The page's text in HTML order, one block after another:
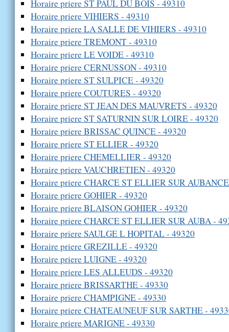
Horaire priere ST PAUL DU BOIS - 49310
Horaire priere VIHIERS - 49310
Horaire priere LA SALLE DE VIHIERS - 49310
Horaire priere TREMONT - 49310
Horaire priere LE VOIDE - 49310
Horaire priere CERNUSSON - 49310
Horaire priere ST SULPICE - 49320
Horaire priere COUTURES - 49320
Horaire priere ST JEAN DES MAUVRETS - 49320
Horaire priere ST SATURNIN SUR LOIRE - 49320
Horaire priere BRISSAC QUINCE - 49320
Horaire priere ST ELLIER - 49320
Horaire priere CHEMELLIER - 49320
Horaire priere VAUCHRETIEN - 49320
Horaire priere CHARCE ST ELLIER SUR
Horaire priere GOHIER - 49320
Horaire priere BLAISON GOHIER - 49320
Horaire priere CHARCE ST ELLIER SUR AUBA -
Horaire priere SAULGE L HOPITAL - 49320
Horaire priere GREZILLE - 49320
Horaire priere LUIGNE - 49320
Horaire priere LES ALLEUDS - 49320
Horaire priere BRISSARTHE - 49330
Horaire priere CHAMPIGNE - 49330
Horaire priere CHATEAUNEUF SUR SARTHE -
Horaire priere MARIGNE - 49330